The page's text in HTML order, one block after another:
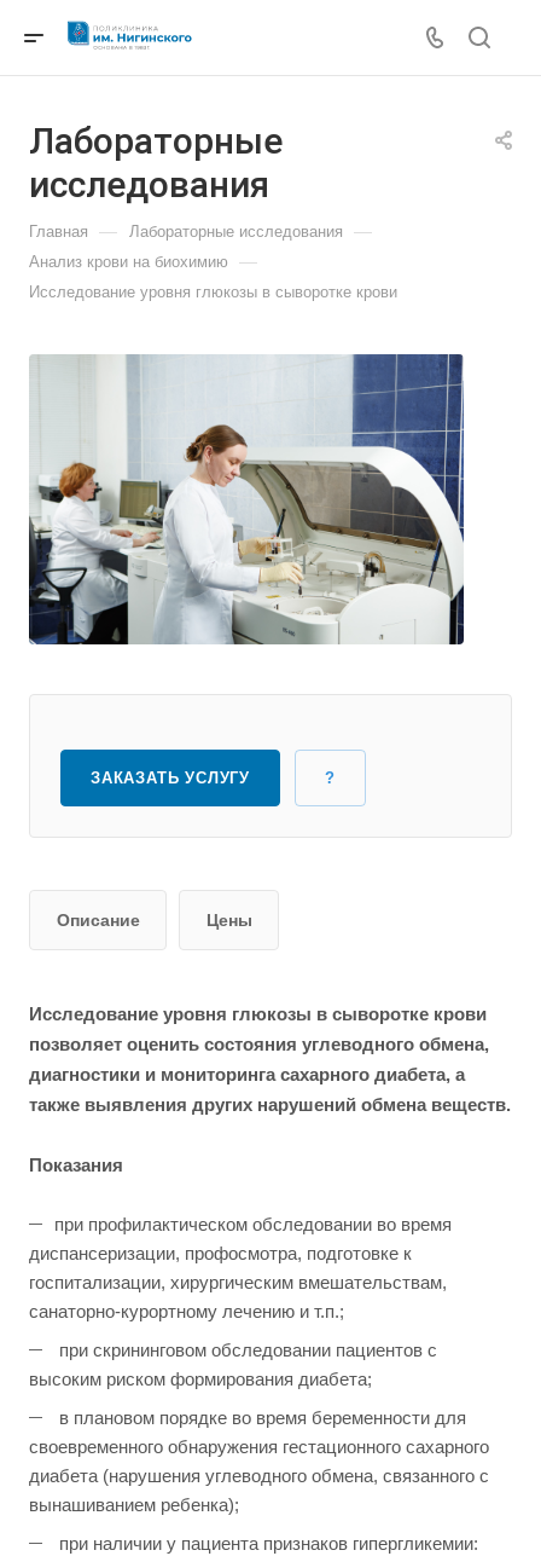
Лабораторные
исследования
Главная — Лабораторные исследования —
Анализ крови на биохимию —
Исследование уровня глюкозы в сыворотке крови
ЗАКАЗАТЬ УСЛУГУ ?
Описание Цены
Исследование уровня глюкозы в сыворотке крови
позволяет оценить состояния углеводного обмена,
диагностики и мониторинга сахарного диабета, а
также выявления других нарушений обмена веществ.
Показания
при профилактическом обследовании во время
диспансеризации, профосмотра, подготовке к
госпитализации, хирургическим вмешательствам,
санаторно-курортному лечению и т.п.;
при скрининговом обследовании пациентов с
высоким риском формирования диабета;
в плановом порядке во время беременности для
своевременного обнаружения гестационного сахарного
диабета (нарушения углеводного обмена, связанного с
вынашиванием ребенка);
при наличии у пациента признаков гипергликемии: